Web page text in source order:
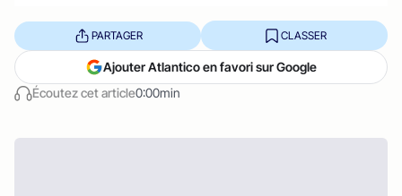
Écoutez cet article0:00min
PARTAGER CLASSER
Ajouter Atlantico en favori sur Google